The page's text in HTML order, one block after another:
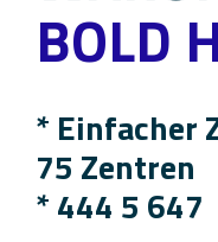
BOLD
* Einfacher
75 Zentren
*444 5 647